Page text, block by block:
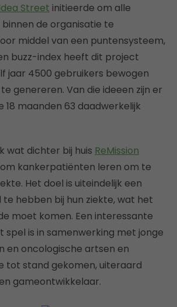
Idea Street initieerde om alle
binnen de organisatie te
middel van een puntensysteem,
buzz-index heeft dit project
jaar 4500 gebruikers bewogen
genereren. Van die ideeen zijn er
18 maanden 63 daadwerkelijk
wat dichter bij huis ReMission
kankerpatiënten leren om te
Het doel is uiteindelijk een
hebben bij hun ziekte, wat het
moet komen. Een interessante
spel is in samenwerking met jonge
en oncologische artsen en
tot stand gekomen, uiteraard
gameontwikkelaar.